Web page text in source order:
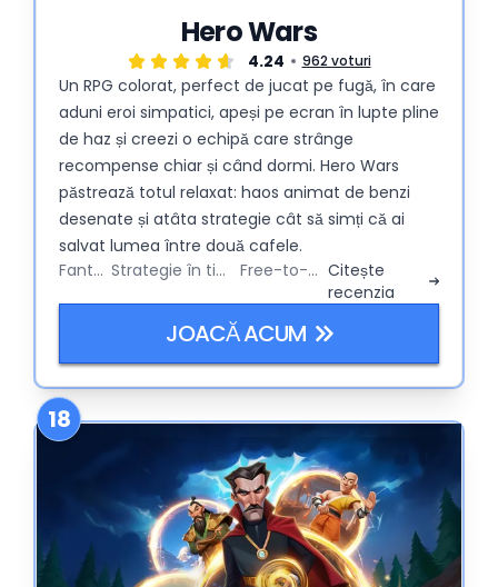
Hero Wars
4.24 962 voturi
Un RPG colorat, perfect de jucat pe fugă, în care
aduni eroi simpatici, apeși pe ecran în lupte pline
de haz și creezi o echipă care strânge
recompense chiar și când dormi. Hero Wars
păstrează totul relaxat: haos animat de benzi
desenate și atâta strategie cât să simți că ai
salvat lumea între două cafele.
Fantezie
Strategie în timp real Free-to-Play Citește
recenzia
JOACĂ ACUM
18